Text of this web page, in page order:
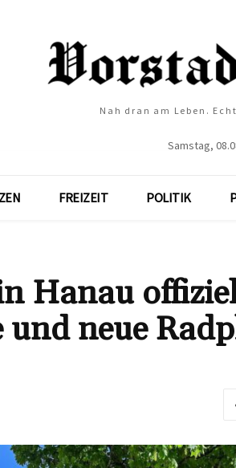
Nah dran am Leben.
Samstag,
FREIZEIT POLITIK
Hanau
neue